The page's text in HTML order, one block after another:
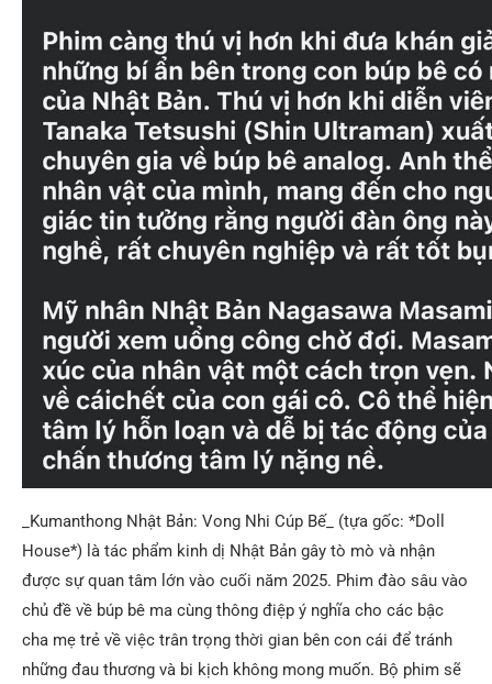
_Kumanthong Nhật Bản: Vong Nhi Cúp Bế_ (tựa gốc: *Doll
House*) là tác phẩm kinh dị Nhật Bản gây tò mò và nhận
được sự quan tâm lớn vào cuối năm 2025. Phim đào sâu vào
chủ đề về búp bê ma cùng thông điệp ý nghĩa cho các bậc
cha mẹ trẻ về việc trân trọng thời gian bên con cái để tránh
những đau thương và bi kịch không mong muốn. Bộ phim sẽ